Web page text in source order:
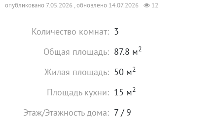
опубликовано 7.05.2026 , обновлено 14.07.2026 12
Количество комнат: 3
Общая площадь: 87.8 м2
Жилая площадь: 50 м2
Площадь кухни: 15 м2
Этаж/Этажность дома: 7 / 9